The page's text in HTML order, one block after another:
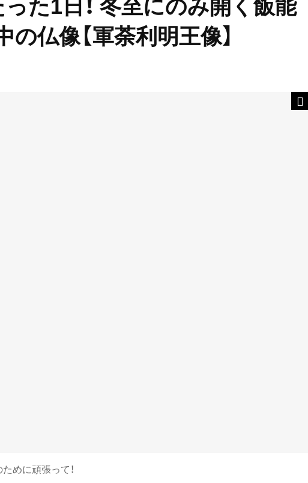
の仏像【軍荼利明王像】
めに頑張って！